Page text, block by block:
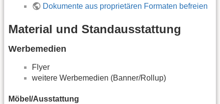
Dokumente aus proprietären Formaten befreien
Material und Standausstattung
Werbemedien
Flyer
weitere Werbemedien (Banner/Rollup)
Möbel/Ausstattung